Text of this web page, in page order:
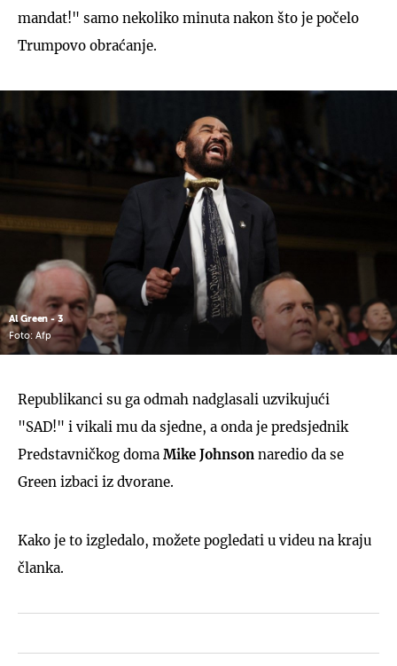
mandat!" samo nekoliko minuta nakon što je počelo
Trumpovo obraćanje.
Al Green - 3
Foto: Afp
Republikanci su ga odmah nadglasali uzvikujući
"SAD!" i vikali mu da sjedne, a onda je predsjednik
Predstavničkog doma Mike Johnson naredio da se
Green izbaci iz dvorane.
Kako je to izgledalo, možete pogledati u videu na kraju
članka.